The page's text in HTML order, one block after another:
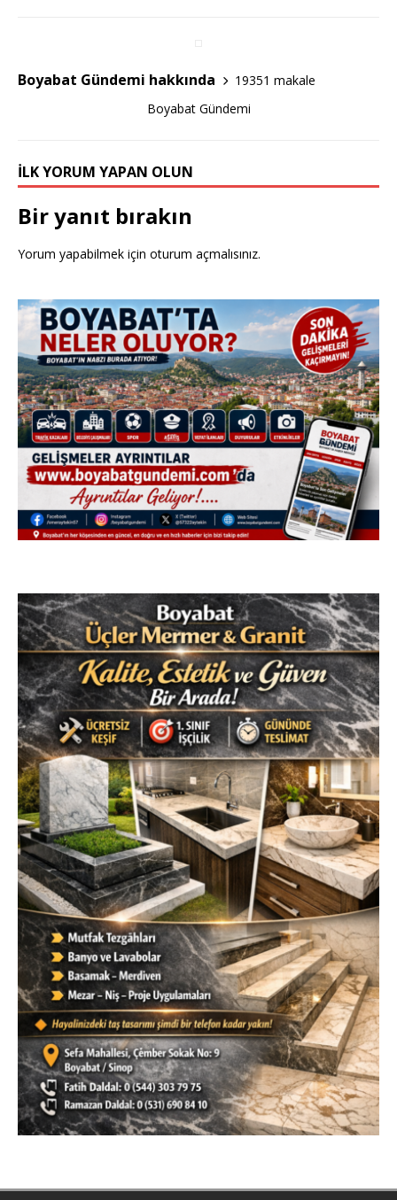
o
k
Boyabat Gündemi hakkında
19351 makale
Boyabat Gündemi
İLK YORUM YAPAN OLUN
Bir yanıt bırakın
Yorum yapabilmek için oturum açmalısınız.